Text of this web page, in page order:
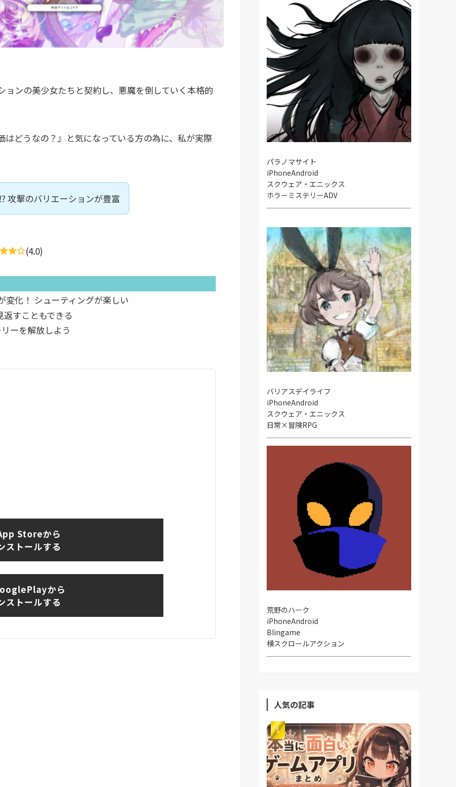
ンの美少女たちと契約し、悪魔を倒していく本格的
どうなの？』と気になっている方の為に、私が実際
攻撃のバリエーションが豊富
(4.0)
変化！ シューティングが楽しい
すこともできる
ーを解放しよう
Storeから
ストールする
から
ストールする
パラノマサイト
iPhoneAndroid
スクウェア・エニックス
ホラーミステリーADV
バリアスデイライフ
iPhoneAndroid
スクウェア・エニックス
日常×冒険RPG
荒野のハーク
iPhoneAndroid
Blingame
横スクロールアクション
人気の記事